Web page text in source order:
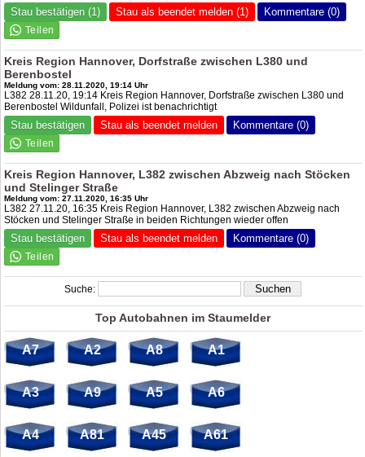
Stau bestätigen (1) Stau als beendet melden (1) Kommentare (0)
Kreis Region Hannover, Dorfstraße zwischen L380 und
Berenbostel
Meldung vom: 28.11.2020, 19:14 Uhr
L382 28.11.20, 19:14 Kreis Region Hannover, Dorfstraße zwischen L380 und
Berenbostel Wildunfall, Polizei ist benachrichtigt
Stau bestätigen Stau als beendet melden Kommentare (0)
Kreis Region Hannover, L382 zwischen Abzweig nach Stöcken
und Stelinger Straße
Meldung vom: 27.11.2020, 16:35 Uhr
L382 27.11.20, 16:35 Kreis Region Hannover, L382 zwischen Abzweig nach
Stöcken und Stelinger Straße in beiden Richtungen wieder offen
Stau bestätigen Stau als beendet melden Kommentare (0)
Suche:
Top Autobahnen im Staumelder
A7 A2 A8 A1
A3 A9 A5 A6
A4 A81 A45 A61